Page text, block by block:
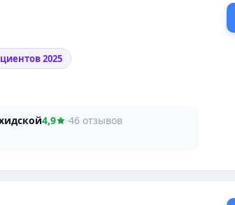
2025
4,9 ·46 отзывов